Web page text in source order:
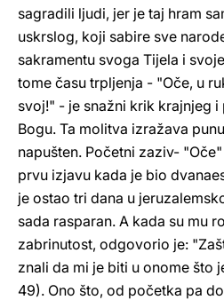
sagradili ljudi, jer je taj hram
uskrslog, koji sabire sve
sakramentu svoga Tijela i
tome času trpljenja - "Oče, u
svoj!" - je snažni krik krajnjeg
Bogu. Ta molitva izražava
napušten. Početni zaziv-
prvu izjavu kada je bio
je ostao tri dana u
sada rasparan. A kada su mu
zabrinutost, odgovorio je:
znali da mi je biti u onome što
49). Ono što, od početka pa